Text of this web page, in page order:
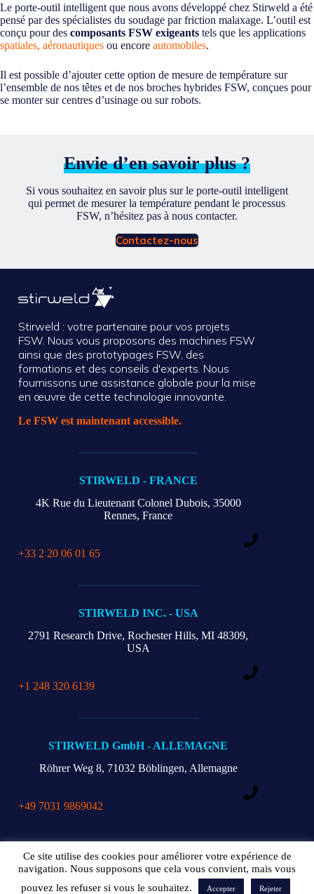
Le porte-outil intelligent que nous avons développé chez Stirweld a été
pensé par des spécialistes du soudage par friction malaxage. L’outil est
conçu pour des composants FSW exigeants tels que les applications
spatiales, aéronautiques ou encore automobiles.
Il est possible d’ajouter cette option de mesure de température sur
l’ensemble de nos têtes et de nos broches hybrides FSW, conçues pour
se monter sur centres d’usinage ou sur robots.
Envie d’en savoir plus ?
Si vous souhaitez en savoir plus sur le porte-outil intelligent
qui permet de mesurer la température pendant le processus
FSW, n’hésitez pas à nous contacter.
Contactez-nous
Stirweld : votre partenaire pour vos projets
FSW. Nous vous proposons des machines FSW
ainsi que des prototypages FSW, des
formations et des conseils d'experts. Nous
fournissons une assistance globale pour la mise
en œuvre de cette technologie innovante.
Le FSW est maintenant accessible.
STIRWELD - FRANCE
4K Rue du Lieutenant Colonel Dubois, 35000
Rennes, France
+33 2 20 06 01 65
STIRWELD INC. - USA
2791 Research Drive, Rochester Hills, MI 48309,
USA
+1 248 320 6139
STIRWELD GmbH - ALLEMAGNE
Röhrer Weg 8, 71032 Böblingen, Allemagne
+49 7031 9869042
Téléchargement catalogue
Mentions légales
RGPD
FAQs Contact
Ce site utilise des cookies pour améliorer votre expérience de
navigation. Nous supposons que cela vous convient, mais vous
pouvez les refuser si vous le souhaitez.
Accepter Rejeter